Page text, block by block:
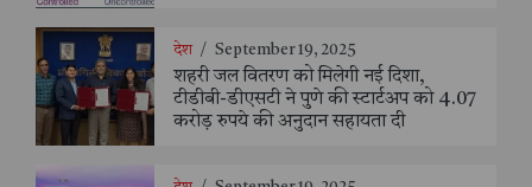
देश / September 19, 2025
शहरी जल वितरण को मिलेगी नई दिशा,
टीडीबी-डीएसटी ने पुणे की स्टार्टअप को 4.07
करोड़ रुपये की अनुदान सहायता दी